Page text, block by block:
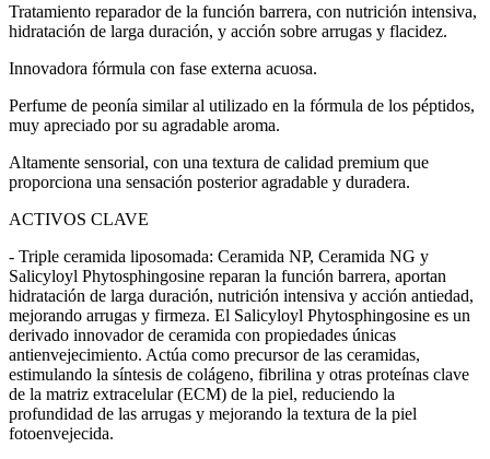
Tratamiento reparador de la función barrera, con nutrición intensiva,
hidratación de larga duración, y acción sobre arrugas y flacidez.
Innovadora fórmula con fase externa acuosa.
Perfume de peonía similar al utilizado en la fórmula de los péptidos,
muy apreciado por su agradable aroma.
Altamente sensorial, con una textura de calidad premium que
proporciona una sensación posterior agradable y duradera.
ACTIVOS CLAVE
- Triple ceramida liposomada: Ceramida NP, Ceramida NG y
Salicyloyl Phytosphingosine reparan la función barrera, aportan
hidratación de larga duración, nutrición intensiva y acción antiedad,
mejorando arrugas y firmeza. El Salicyloyl Phytosphingosine es un
derivado innovador de ceramida con propiedades únicas
antienvejecimiento. Actúa como precursor de las ceramidas,
estimulando la síntesis de colágeno, fibrilina y otras proteínas clave
de la matriz extracelular (ECM) de la piel, reduciendo la
profundidad de las arrugas y mejorando la textura de la piel
fotoenvejecida.